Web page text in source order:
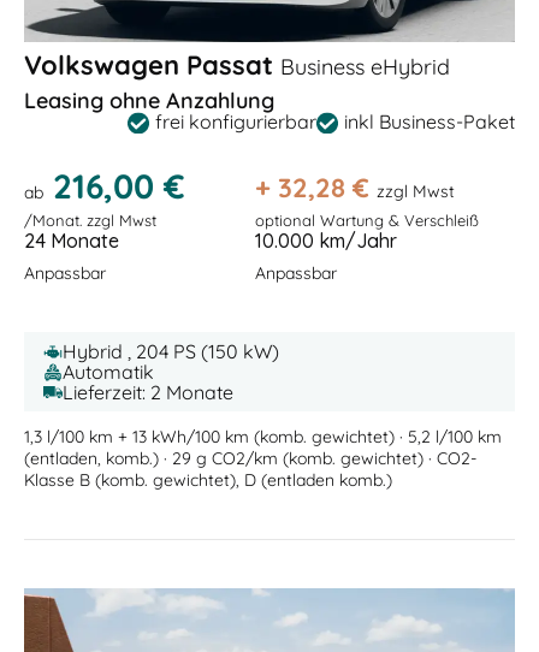
Volkswagen Passat Business eHybrid
Leasing ohne Anzahlung
frei konfigurierbar inkl Business-Paket
ab 216,00 €
/Monat. zzgl Mwst
+ 32,28 € zzgl Mwst
optional Wartung & Verschleiß
24 Monate
Anpassbar
10.000 km/Jahr
Anpassbar
Hybrid , 204 PS (150 kW)
Automatik
Lieferzeit: 2 Monate
1,3 l/100 km + 13 kWh/100 km (komb. gewichtet) · 5,2 l/100 km
(entladen, komb.) · 29 g CO2/km (komb. gewichtet) · CO2-
Klasse B (komb. gewichtet), D (entladen komb.)